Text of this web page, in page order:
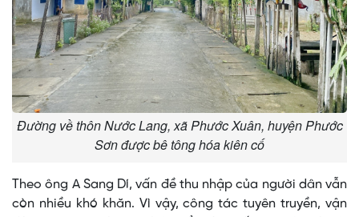
Đường về thôn Nước Lang, xã Phước Xuân, huyện Phước
Sơn được bê tông hóa kiên cố
Theo ông A Sang Dí, vấn đề thu nhập của người dân vẫn
còn nhiều khó khăn. Vì vậy, công tác tuyên truyền, vận